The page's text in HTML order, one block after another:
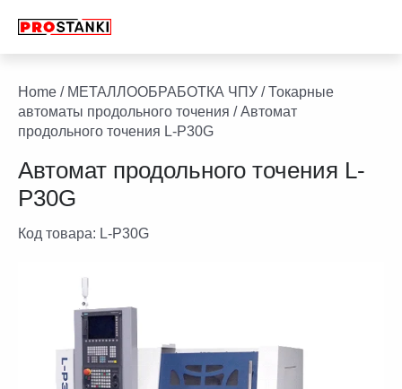
Home / МЕТАЛЛООБРАБОТКА ЧПУ /Токарные
автоматы продольного точения / Автомат
продольного точения L-P30G
Автомат продольного точения L-
P30G
Код товара: L-P30G